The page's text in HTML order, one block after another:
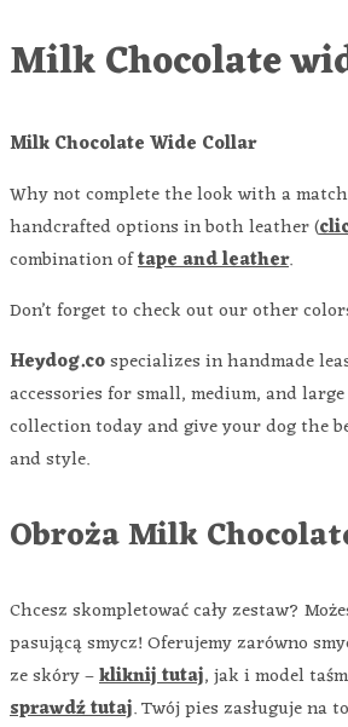
Milk Chocolate
Milk Chocolate Wide Collar
Why not complete the look with a
handcrafted options in both leather (
combination oftape and leather.
Don’t forget to check out our other
Heydog.cospecializes in handmade
accessories for small, medium, and
collection today and give your dog the
and style.
Obroża Milk
Chcesz skompletować cały zestaw?
pasującą smycz! Oferujemy zarówno
ze skóry –kliknij tutaj, jak i model
sprawdź tutaj. Twój pies zasługuje na